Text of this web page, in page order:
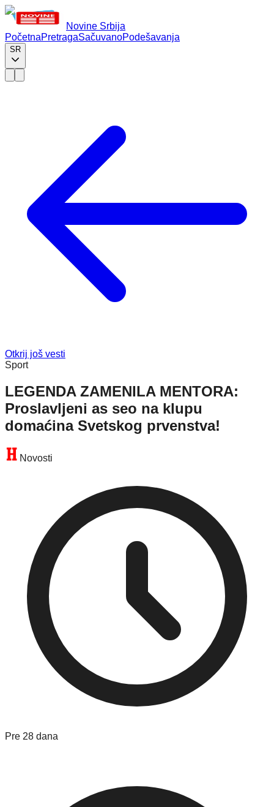
Novine Srbija
PočetnaPretragaSačuvanoPodešavanja
SR
Otkrij još vesti
Sport
LEGENDA ZAMENILA MENTORA:
Proslavljeni as seo na klupu
domaćina Svetskog prvenstva!
Novosti
Pre 28 dana